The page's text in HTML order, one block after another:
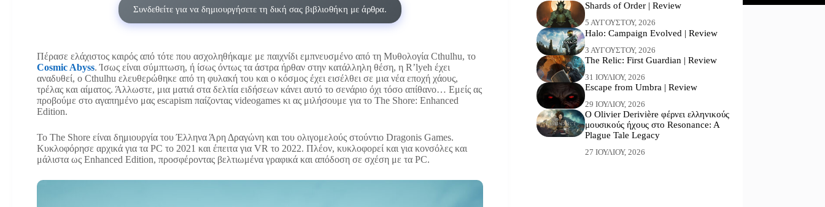
Συνδεθείτε για να δημιουργήσετε τη δική σας βιβλιοθήκη με άρθρα.
Πέρασε ελάχιστος καιρός από τότε που ασχοληθήκαμε με παιχνίδι εμπνευσμένο από τη Μυθολογία Cthulhu, το
Cosmic Abyss. Ίσως είναι σύμπτωση, ή ίσως όντως τα άστρα ήρθαν στην κατάλληλη θέση, η R’lyeh έχει
αναδυθεί, ο Cthulhu ελευθερώθηκε από τη φυλακή του και ο κόσμος έχει εισέλθει σε μια νέα εποχή χάους,
τρέλας και αίματος. Άλλωστε, μια ματιά στα δελτία ειδήσεων κάνει αυτό το σενάριο όχι τόσο απίθανο… Εμείς ας
προβούμε στο αγαπημένο μας escapism παίζοντας videogames κι ας μιλήσουμε για το The Shore: Enhanced
Edition.
To The Shore είναι δημιουργία του Έλληνα Άρη Δραγώνη και του ολιγομελούς στούντιο Dragonis Games.
Κυκλοφόρησε αρχικά για τα PC το 2021 και έπειτα για VR το 2022. Πλέον, κυκλοφορεί και για κονσόλες και
μάλιστα ως Enhanced Edition, προσφέροντας βελτιωμένα γραφικά και απόδοση σε σχέση με τα PC.
Shards of Order | Review
5 ΑΥΓΟΎΣΤΟΥ, 2026
Halo: Campaign Evolved | Review
3 ΑΥΓΟΎΣΤΟΥ, 2026
The Relic: First Guardian | Review
31 ΙΟΥΛΊΟΥ, 2026
Escape from Umbra | Review
29 ΙΟΥΛΊΟΥ, 2026
Ο Olivier Derivière φέρνει ελληνικούς
μουσικούς ήχους στο Resonance: A
Plague Tale Legacy
27 ΙΟΥΛΊΟΥ, 2026